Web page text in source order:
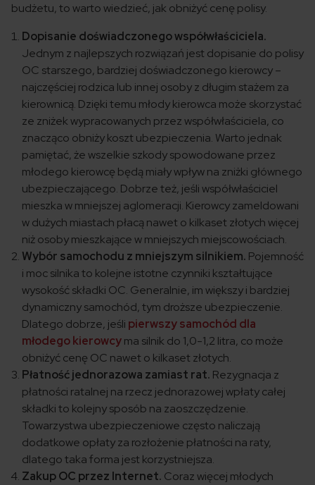
budżetu, to warto wiedzieć, jak obniżyć cenę polisy.
Dopisanie doświadczonego współwłaściciela.
Jednym z najlepszych rozwiązań jest dopisanie do polisy
OC starszego, bardziej doświadczonego kierowcy –
najczęściej rodzica lub innej osoby z długim stażem za
kierownicą. Dzięki temu młody kierowca może skorzystać
ze zniżek wypracowanych przez współwłaściciela, co
znacząco obniży koszt ubezpieczenia. Warto jednak
pamiętać, że wszelkie szkody spowodowane przez
młodego kierowcę będą miały wpływ na zniżki głównego
ubezpieczającego. Dobrze też, jeśli współwłaściciel
mieszka w mniejszej aglomeracji. Kierowcy zameldowani
w dużych miastach płacą nawet o kilkaset złotych więcej
niż osoby mieszkające w mniejszych miejscowościach.
Wybór samochodu z mniejszym silnikiem. Pojemność
i moc silnika to kolejne istotne czynniki kształtujące
wysokość składki OC. Generalnie, im większy i bardziej
dynamiczny samochód, tym droższe ubezpieczenie.
Dlatego dobrze, jeśli pierwszy samochód dla
młodego kierowcyma silnik do 1,0-1,2 litra, co może
obniżyć cenę OC nawet o kilkaset złotych.
Płatność jednorazowa zamiast rat. Rezygnacja z
płatności ratalnej na rzecz jednorazowej wpłaty całej
składki to kolejny sposób na zaoszczędzenie.
Towarzystwa ubezpieczeniowe często naliczają
dodatkowe opłaty za rozłożenie płatności na raty,
dlatego taka forma jest korzystniejsza.
Zakup OC przez Internet. Coraz więcej młodych